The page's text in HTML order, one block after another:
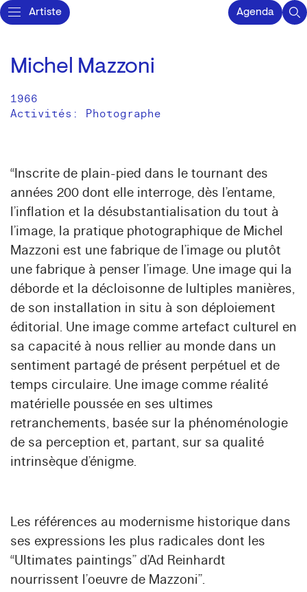
Artiste Agenda
Michel Mazzoni
1966
Activités: Photographe
“Inscrite de plain-pied dans le tournant des
années 200 dont elle interroge, dès l’entame,
l’inflation et la désubstantialisation du tout à
l’image, la pratique photographique de Michel
Mazzoni est une fabrique de l’image ou plutôt
une fabrique à penser l’image. Une image qui la
déborde et la décloisonne de lultiples manières,
de son installation in situ à son déploiement
éditorial. Une image comme artefact culturel en
sa capacité à nous rellier au monde dans un
sentiment partagé de présent perpétuel et de
temps circulaire. Une image comme réalité
matérielle poussée en ses ultimes
retranchements, basée sur la phénoménologie
de sa perception et, partant, sur sa qualité
intrinsèque d’énigme.
Les références au modernisme historique dans
ses expressions les plus radicales dont les
“Ultimates paintings” d’Ad Reinhardt
nourrissent l’oeuvre de Mazzoni”.